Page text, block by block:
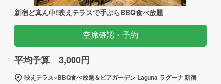
新宿ど真ん中!映えテラスで手ぶらBBQ食べ放題
空席確認・予約
平均予算 3,000円
映えテラス×BBQ食べ放題＆ビアガーデン Laguna ラグーナ 新宿